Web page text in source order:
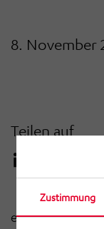
Zustimmung
8. November
Teilen auf
eVersum